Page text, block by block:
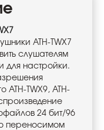
ATH-TWX7
слушателям
для настройки.
TWX9, ATH-
24 бит/96
переносимом